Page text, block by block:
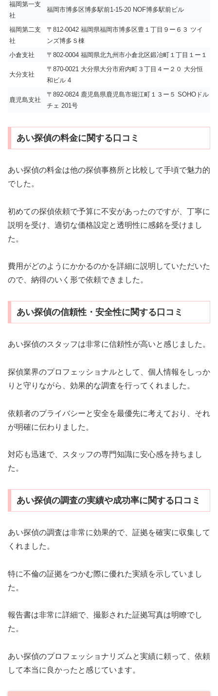
福岡第一支
社
福岡市博多区博多駅前1-15-20 NOF博多駅前ビル
福岡第二支
社
〒812-0042 福岡県福岡市博多区豊１丁目９ー６３ ツイ
ンズ博多Ｓ棟
小倉支社
〒802-0004 福岡県北九州市小倉北区鍛冶町１丁目１ー１
大分支社
〒870-0021 大分県大分市府内町３丁目４ー２０ 大分恒
和ビル 4
鹿児島支社
〒892-0824 鹿児島県鹿児島市堀江町１３ー５ SOHOドル
チェ 201号
あい探偵の料金に関する口コミ
あい探偵の料金は他の探偵事務所と比較して手頃で魅力的
でした。
初めての探偵依頼で予算に不安があったのですが、丁寧に
説明を受け、適切な価格設定と透明性に感銘を受けまし
た。
費用がどのようにかかるのかを詳細に説明していただいた
ので、納得のいく形で依頼できました。
あい探偵の信頼性・安全性に関する口コミ
あい探偵のスタッフは非常に信頼性が高いと感じました。
探偵業界のプロフェッショナルとして、個人情報をしっか
りと守りながら、効果的な調査を行ってくれました。
依頼者のプライバシーと安全を最優先に考えており、それ
が明確に伝わりました。
対応も迅速で、スタッフの専門知識に安心感を持ちまし
た。
あい探偵の調査の実績や成功率に関する口コミ
あい探偵の調査は非常に効果的で、証拠を確実に収集して
くれました。
特に不倫の証拠をつかむ際に優れた実績を示していまし
た。
報告書は非常に詳細で、撮影された証拠写真は明瞭でし
た。
あい探偵のプロフェッショナリズムと実績に頼って、依頼
して本当に良かったと感じています。